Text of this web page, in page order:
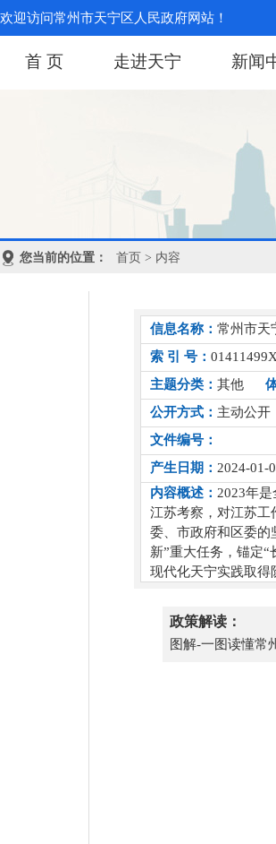
欢迎访问常州市天宁区人民政府网站！
首 页 走进天宁 新闻
您当前的位置： 首页 > 内容
信息名称： 常州市天
索 引 号：
主题分类： 其他
公开方式： 主动公开
文件编号：
产生日期： 2024-01-
内容概述： 2023年
江苏考察，对江苏工
委、市政府和区委的
新”重大任务，锚定
现代化天宁实践取得
政策解读：
图解-一图读懂常